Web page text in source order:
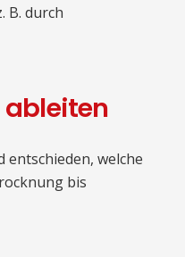
B. durch
entschieden, welche
bis